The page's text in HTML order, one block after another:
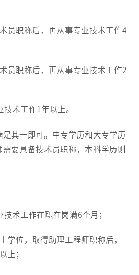
员职称后，再从事专业技术工作4
员职称后，再从事专业技术工作2
术工作1年以上。
足其一即可。中专学历和大专学历
要具备技术员职称，本科学历则
术工作在职在岗满6个月；
学位，取得助理工程师职称后，
上；